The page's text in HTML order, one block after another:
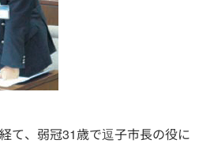
て、弱冠31歳で逗子市長の役に